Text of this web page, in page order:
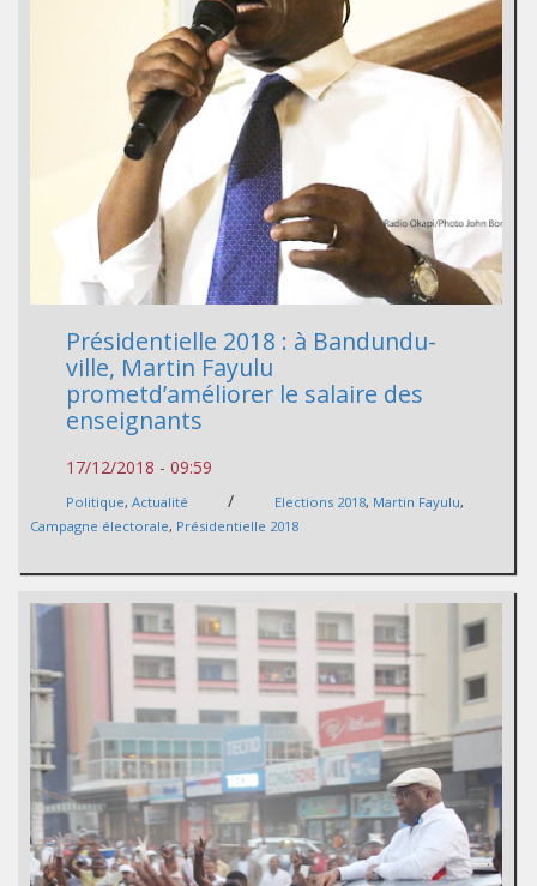
Présidentielle 2018 : à Bandundu-
ville, Martin Fayulu
prometd’améliorer le salaire des
enseignants
17/12/2018 - 09:59
Politique, Actualité / Elections 2018, Martin Fayulu,
Campagne électorale, Présidentielle 2018